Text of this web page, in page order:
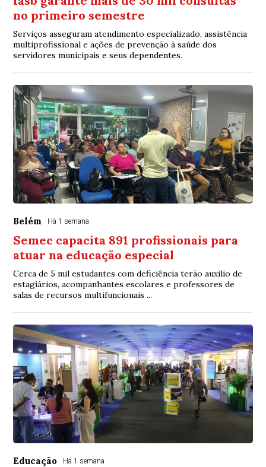
no primeiro semestre
Serviços asseguram atendimento especializado, assistência
multiprofissional e ações de prevenção à saúde dos
servidores municipais e seus dependentes.
Belém Há 1 semana
Semec capacita 891 profissionais para
atuar na educação especial
Cerca de 5 mil estudantes com deficiência terão auxilio de
estagiários, acompanhantes escolares e professores de
salas de recursos multifuncionais ...
Educação Há 1 semana